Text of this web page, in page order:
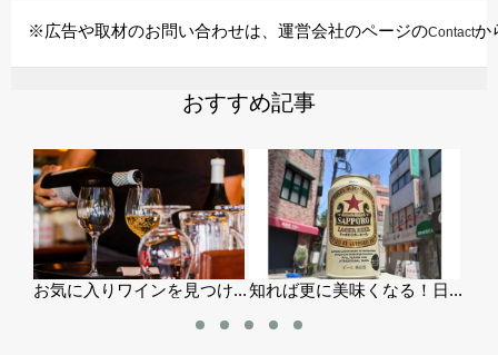
※広告や取材のお問い合わせは、運営会社のページのContactか
おすすめ記事
お気に入りワインを見つけ...知れば更に美味くなる！日... マス